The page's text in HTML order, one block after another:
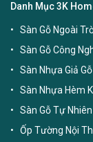
Danh Mục 3K
Sàn Gỗ Ngoài
Sàn Gỗ Công
Sàn Nhựa Giả Gỗ
Sàn Nhựa Hèm
Sàn Gỗ Tự Nhiên
Ốp Tường Nội